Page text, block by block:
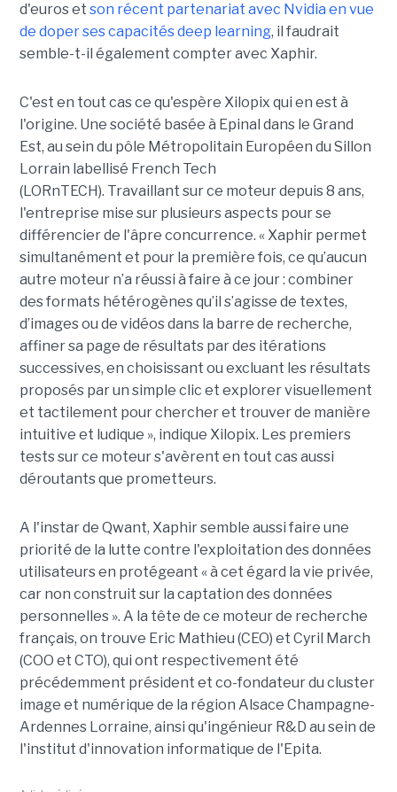
d'euros et son récent partenariat avec Nvidia en vue
de doper ses capacités deep learning, il faudrait
semble-t-il également compter avec Xaphir.
C'est en tout cas ce qu'espère Xilopix qui en est à
l'origine. Une société basée à Epinal dans le Grand
Est, au sein du pôle Métropolitain Européen du Sillon
Lorrain labellisé French Tech
(LORnTECH). Travaillant sur ce moteur depuis 8 ans,
l'entreprise mise sur plusieurs aspects pour se
différencier de l'âpre concurrence. « Xaphir permet
simultanément et pour la première fois, ce qu’aucun
autre moteur n’a réussi à faire à ce jour : combiner
des formats hétérogènes qu’il s’agisse de textes,
d’images ou de vidéos dans la barre de recherche,
affiner sa page de résultats par des itérations
successives, en choisissant ou excluant les résultats
proposés par un simple clic et explorer visuellement
et tactilement pour chercher et trouver de manière
intuitive et ludique », indique Xilopix. Les premiers
tests sur ce moteur s'avèrent en tout cas aussi
déroutants que prometteurs.
A l'instar de Qwant, Xaphir semble aussi faire une
priorité de la lutte contre l'exploitation des données
utilisateurs en protégeant « à cet égard la vie privée,
car non construit sur la captation des données
personnelles ». A la tête de ce moteur de recherche
français, on trouve Eric Mathieu (CEO) et Cyril March
(COO et CTO), qui ont respectivement été
précédemment président et co-fondateur du cluster
image et numérique de la région Alsace Champagne-
Ardennes Lorraine, ainsi qu'ingénieur R&D au sein de
l'institut d'innovation informatique de l'Epita.